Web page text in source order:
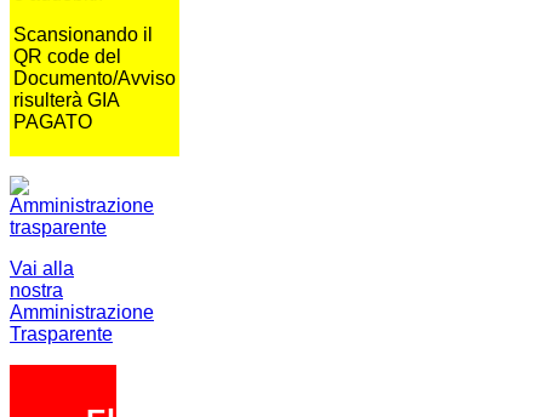
Scansionando il
QR code del
Documento/Avviso
risulterà GIA
PAGATO
Vai alla
nostra
Amministrazione
Trasparente